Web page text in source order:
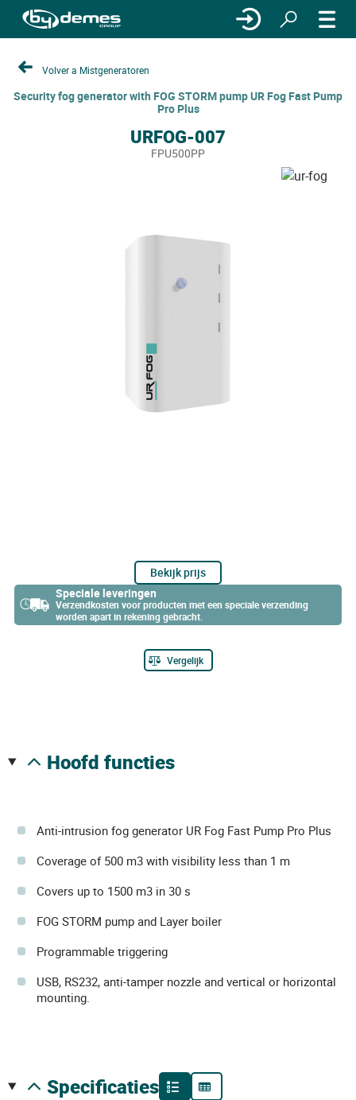
Volver a Mistgeneratoren
Security fog generator with FOG STORM pump UR Fog Fast Pump
Pro Plus
URFOG-007
FPU500PP
Bekijk prijs
Speciale leveringen
Verzendkosten voor producten met een speciale verzending
worden apart in rekening gebracht.
Vergelijk
hoofd functies
Anti-intrusion fog generator UR Fog Fast Pump Pro Plus
Coverage of 500 m3 with visibility less than 1 m
Covers up to 1500 m3 in 30 s
FOG STORM pump and Layer boiler
Programmable triggering
USB, RS232, anti-tamper nozzle and vertical or horizontal
mounting.
specificaties